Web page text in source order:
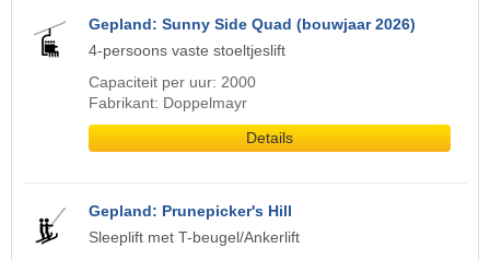
Gepland: Sunny Side Quad (bouwjaar 2026)
4-persoons vaste stoeltjeslift
Capaciteit per uur: 2000
Fabrikant: Doppelmayr
Details
Gepland: Prunepicker's Hill
Sleeplift met T-beugel/Ankerlift